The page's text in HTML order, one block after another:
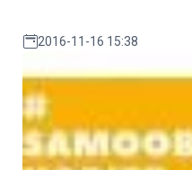
2016-11-16 15:38